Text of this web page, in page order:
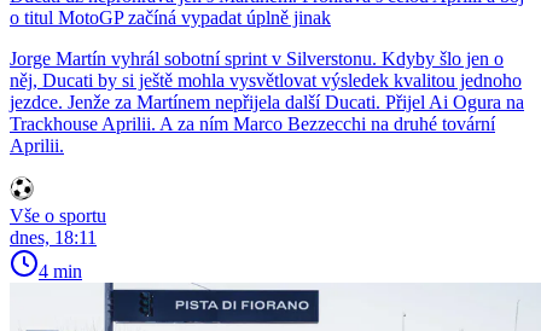
o titul MotoGP začíná vypadat úplně jinak
Jorge Martín vyhrál sobotní sprint v Silverstonu. Kdyby šlo jen o
něj, Ducati by si ještě mohla vysvětlovat výsledek kvalitou jednoho
jezdce. Jenže za Martínem nepřijela další Ducati. Přijel Ai Ogura na
Trackhouse Aprilii. A za ním Marco Bezzecchi na druhé tovární
Aprilii.
Vše o sportu
dnes, 18:11
4 min